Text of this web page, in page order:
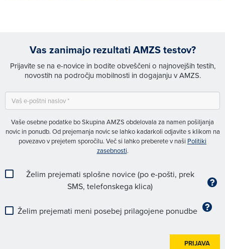
Vas zanimajo rezultati AMZS testov?
Prijavite se na e-novice in bodite obveščeni o najnovejših testih,
novostih na področju mobilnosti in dogajanju v AMZS.
Vaše osebne podatke bo Skupina AMZS obdelovala za namen pošiljanja
novic in ponudb. Od prejemanja novic se lahko kadarkoli odjavite s klikom na
povezavo v prejetem sporočilu. Več si lahko preberete v naši Politiki
zasebnosti.
Želim prejemati splošne novice (po e-pošti, prek
SMS, telefonskega klica)
Želim prejemati meni posebej prilagojene ponudbe
PRIJAVA